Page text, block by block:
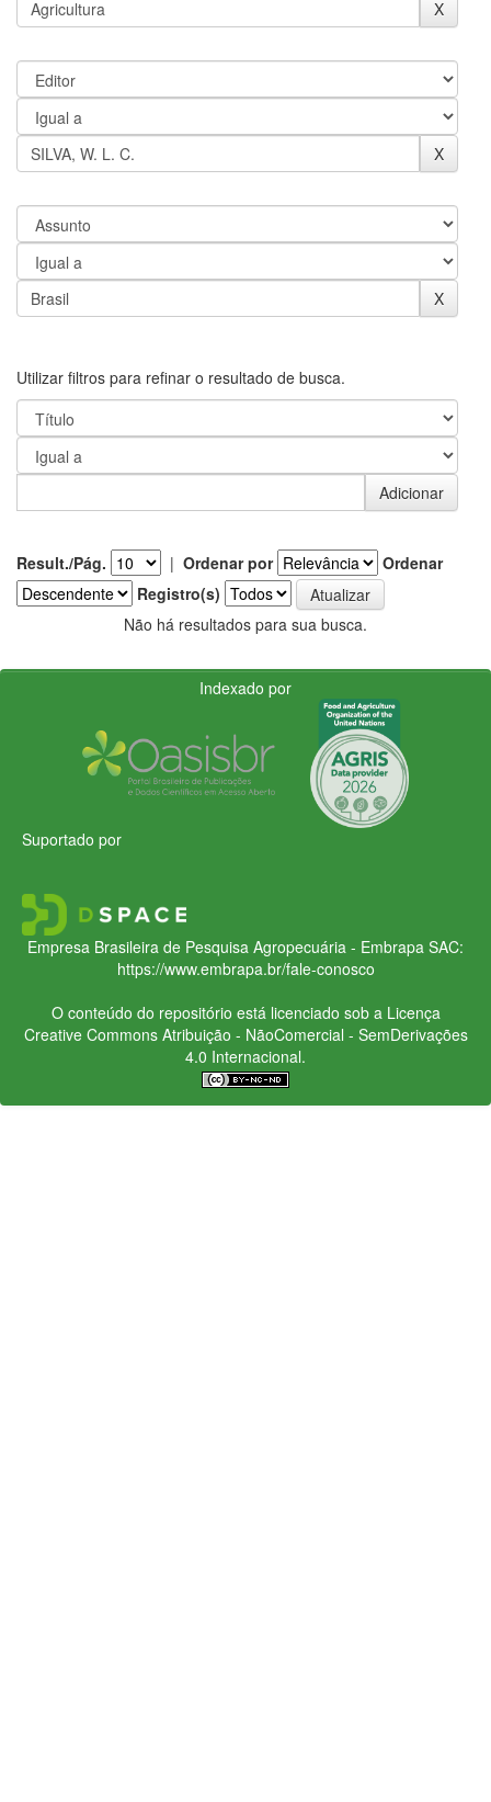
Utilizar filtros para refinar o resultado de busca.
Result./Pág. | Ordenar por
Ordenar
Registro(s)
Não há resultados para sua busca.
Indexado por
Suportado por
Empresa Brasileira de Pesquisa Agropecuária - Embrapa SAC:
https://www.embrapa.br/fale-conosco
O conteúdo do repositório está licenciado sob a Licença
Creative CommonsAtribuição - NãoComercial - SemDerivações
4.0 Internacional.